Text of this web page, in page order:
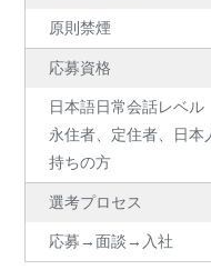
原則禁煙
応募資格
日本語日常会話レベル
永住者、定住者、日
持ちの方
選考プロセス
応募→面談→入社